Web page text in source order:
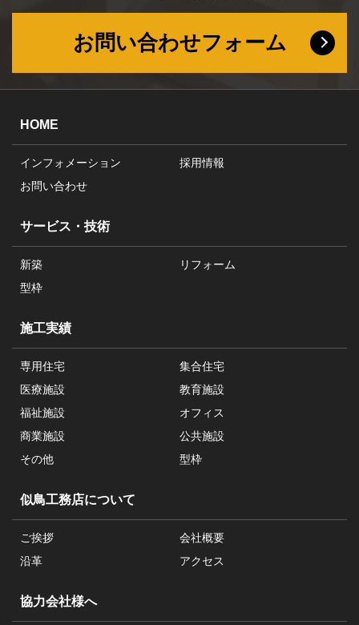
お問い合わせフォーム
HOME
インフォメーション
採用情報
お問い合わせ
サービス・技術
新築
リフォーム
型枠
施工実績
専用住宅
集合住宅
医療施設
教育施設
福祉施設
オフィス
商業施設
公共施設
その他
型枠
似鳥工務店について
ご挨拶
会社概要
沿革
アクセス
協力会社様へ